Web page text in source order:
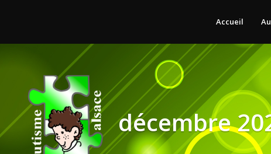
Accueil
décembre